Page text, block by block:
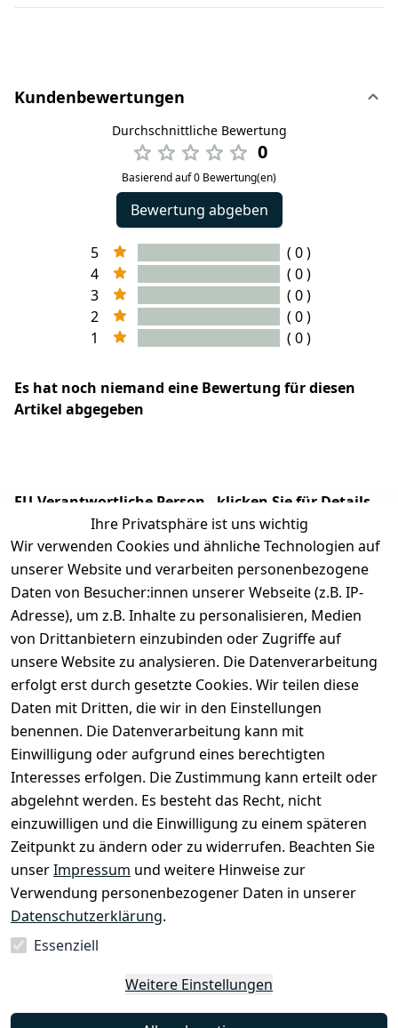
Kundenbewertungen
Durchschnittliche Bewertung
0
Basierend auf 0 Bewertung(en)
Bewertung abgeben
5
( 0 )
4
( 0 )
3
( 0 )
2
( 0 )
1
( 0 )
Es hat noch niemand eine Bewertung für diesen
Artikel abgegeben
EU-Verantwortliche Person - klicken Sie für Details
Ihre Privatsphäre ist uns wichtig
Wir verwenden Cookies und ähnliche Technologien auf
unserer Website und verarbeiten personenbezogene
Daten von Besucher:innen unserer Webseite (z.B. IP-
Adresse), um z.B. Inhalte zu personalisieren, Medien
von Drittanbietern einzubinden oder Zugriffe auf
unsere Website zu analysieren. Die Datenverarbeitung
erfolgt erst durch gesetzte Cookies. Wir teilen diese
Daten mit Dritten, die wir in den Einstellungen
benennen. Die Datenverarbeitung kann mit
Einwilligung oder aufgrund eines berechtigten
Interesses erfolgen. Die Zustimmung kann erteilt oder
abgelehnt werden. Es besteht das Recht, nicht
einzuwilligen und die Einwilligung zu einem späteren
Zeitpunkt zu ändern oder zu widerrufen. Beachten Sie
unserImpressum und weitere Hinweise zur
Verwendung personenbezogener Daten in unserer
Datenschutzerklärung.
Essenziell
Weitere Einstellungen
Rechtliches
Impressum
Datenschutze
rklärung
Barrierefreihe
itserklärung
Widerrufsrec
ht
Services
Registrieren